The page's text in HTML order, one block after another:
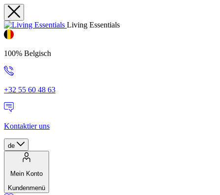
Living Essentials
100% Belgisch
+32 55 60 48 63
Kontaktier uns
de
Mein Konto
Kundenmenü